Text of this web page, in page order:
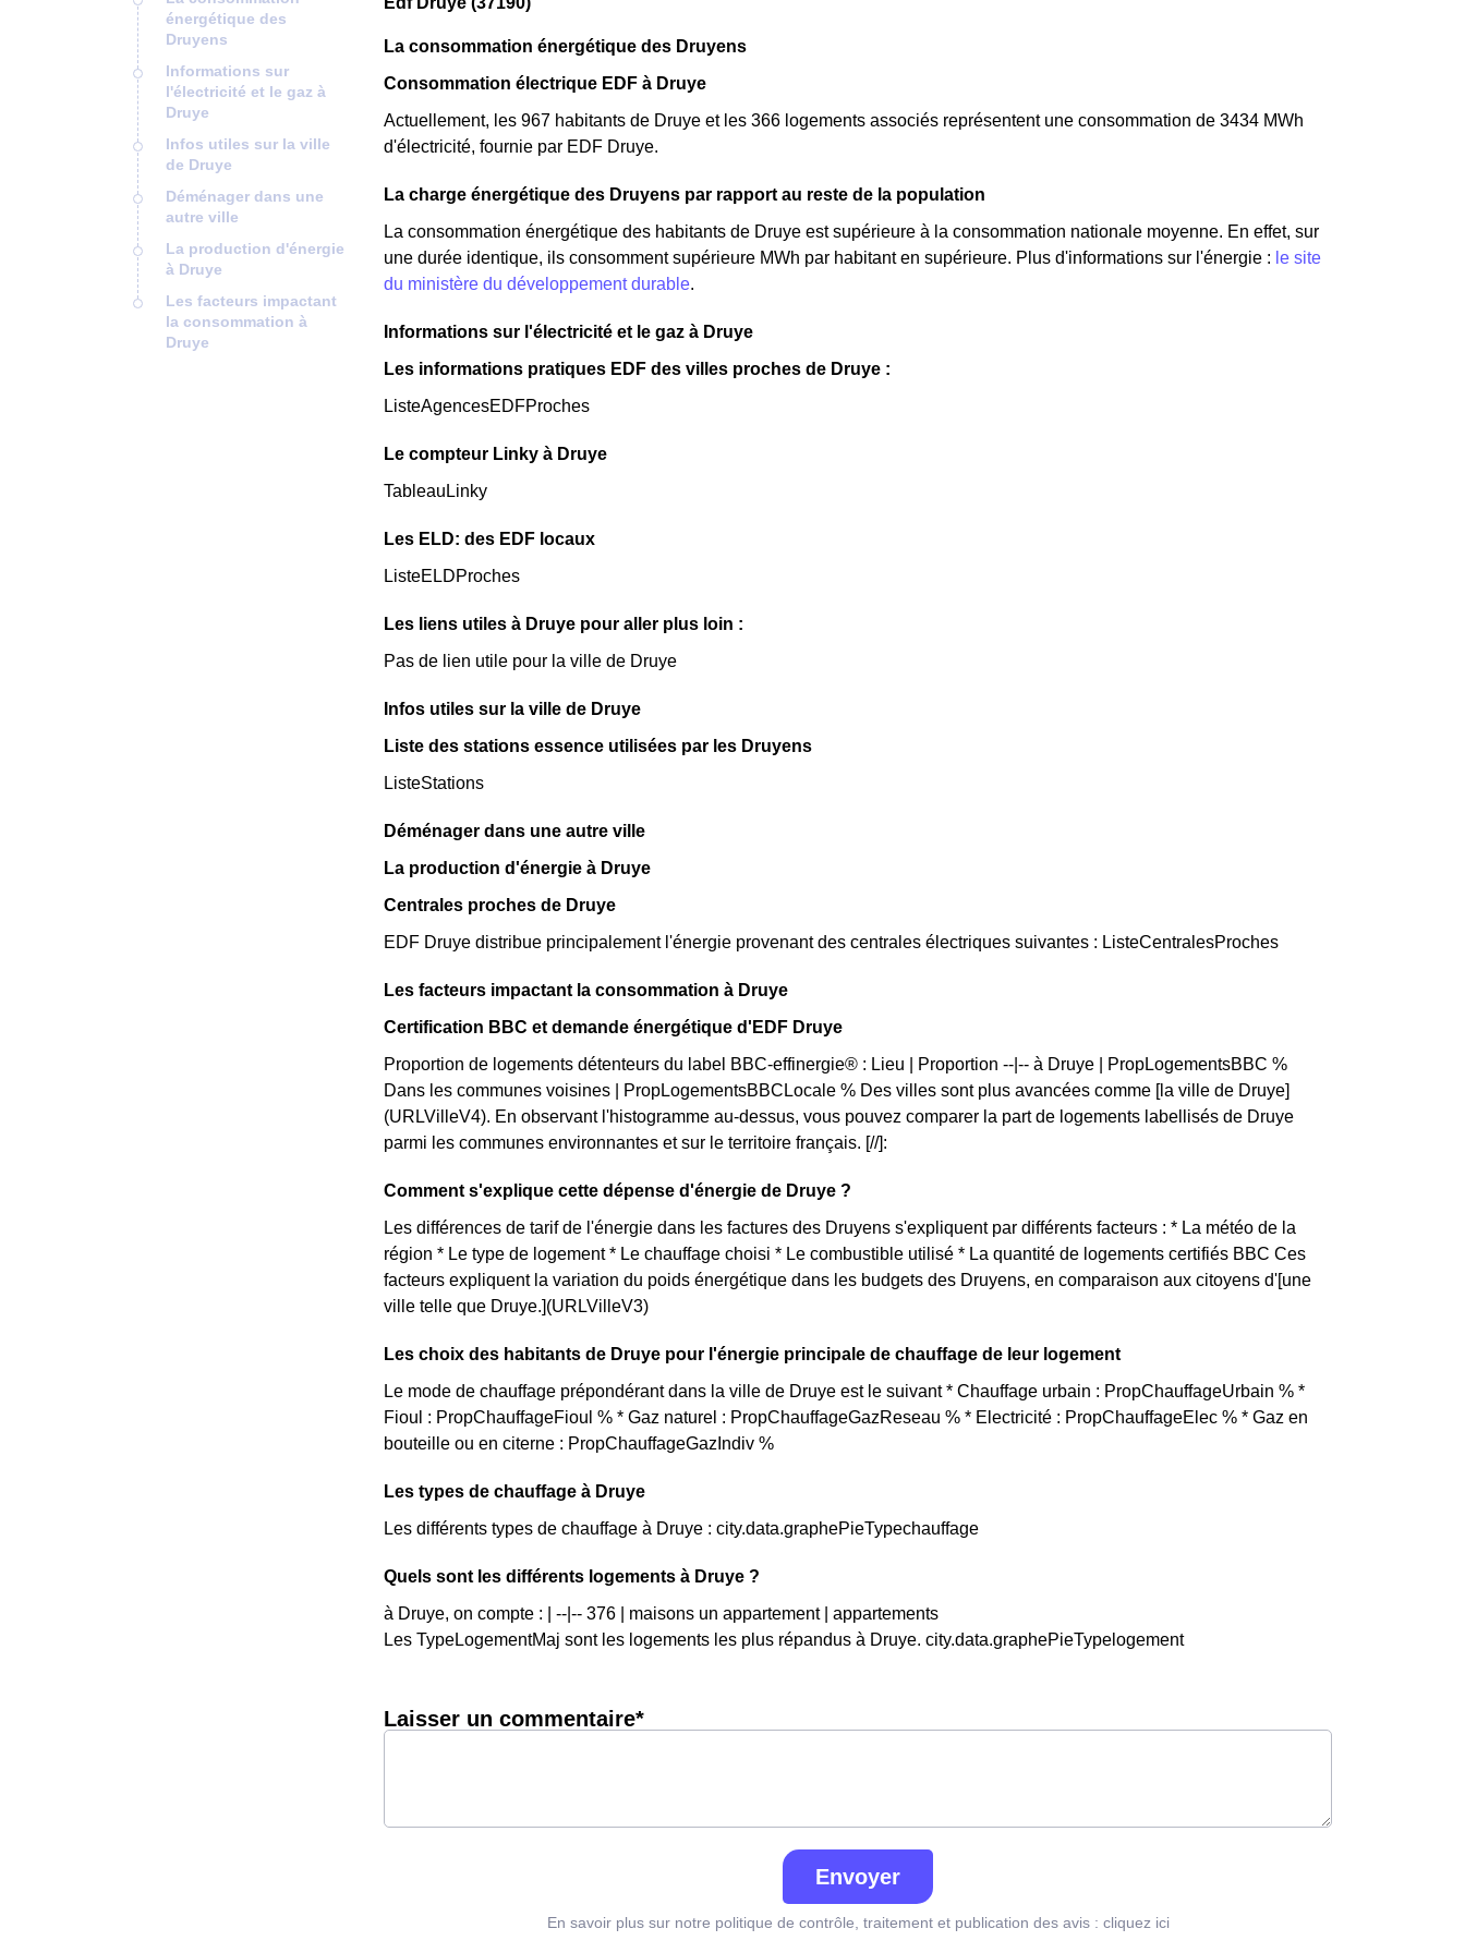
énergétique des
Druyens
Informations sur
l'électricité et le gaz à
Druye
Infos utiles sur la ville
de Druye
Déménager dans une
autre ville
La production d'énergie
à Druye
Les facteurs impactant
la consommation à
Druye
La consommation énergétique des Druyens
Consommation électrique EDF à Druye
Actuellement, les 967 habitants de Druye et les 366 logements associés représentent une consommation de 3434 MWh
d'électricité, fournie par EDF Druye.
La charge énergétique des Druyens par rapport au reste de la population
La consommation énergétique des habitants de Druye est supérieure à la consommation nationale moyenne. En effet, sur
une durée identique, ils consomment supérieure MWh par habitant en supérieure. Plus d'informations sur l'énergie : le site
du ministère du développement durable.
Informations sur l'électricité et le gaz à Druye
Les informations pratiques EDF des villes proches de Druye :
ListeAgencesEDFProches
Le compteur Linky à Druye
TableauLinky
Les ELD: des EDF locaux
ListeELDProches
Les liens utiles à Druye pour aller plus loin :
Pas de lien utile pour la ville de Druye
Infos utiles sur la ville de Druye
Liste des stations essence utilisées par les Druyens
ListeStations
Déménager dans une autre ville
La production d'énergie à Druye
Centrales proches de Druye
EDF Druye distribue principalement l'énergie provenant des centrales électriques suivantes : ListeCentralesProches
Les facteurs impactant la consommation à Druye
Certification BBC et demande énergétique d'EDF Druye
Proportion de logements détenteurs du label BBC-effinergie® : Lieu | Proportion --|-- à Druye | PropLogementsBBC %
Dans les communes voisines | PropLogementsBBCLocale % Des villes sont plus avancées comme [la ville de Druye]
(URLVilleV4). En observant l'histogramme au-dessus, vous pouvez comparer la part de logements labellisés de Druye
parmi les communes environnantes et sur le territoire français. [//]:
Comment s'explique cette dépense d'énergie de Druye ?
Les différences de tarif de l'énergie dans les factures des Druyens s'expliquent par différents facteurs : * La météo de la
région * Le type de logement * Le chauffage choisi * Le combustible utilisé * La quantité de logements certifiés BBC Ces
facteurs expliquent la variation du poids énergétique dans les budgets des Druyens, en comparaison aux citoyens d'[une
ville telle que Druye.](URLVilleV3)
Les choix des habitants de Druye pour l'énergie principale de chauffage de leur logement
Le mode de chauffage prépondérant dans la ville de Druye est le suivant * Chauffage urbain : PropChauffageUrbain % *
Fioul : PropChauffageFioul % * Gaz naturel : PropChauffageGazReseau % * Electricité : PropChauffageElec % * Gaz en
bouteille ou en citerne : PropChauffageGazIndiv %
Les types de chauffage à Druye
Les différents types de chauffage à Druye : city.data.graphePieTypechauffage
Quels sont les différents logements à Druye ?
à Druye, on compte : | --|-- 376 | maisons un appartement | appartements
Les TypeLogementMaj sont les logements les plus répandus à Druye. city.data.graphePieTypelogement
Laisser un commentaire*
Envoyer
En savoir plus sur notre politique de contrôle, traitement et publication des avis : cliquez ici